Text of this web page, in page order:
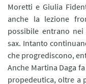
Moretti e Giulia
anche la lezione
possibile entrano nei
sax. Intanto
che progrediscono,
Anche Martina Daga
propedeutica, oltre a